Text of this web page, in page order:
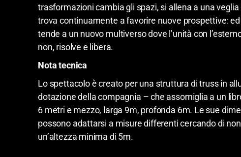
trasformazioni cambia gli spazi, si allena a una veglia
trova continuamente a favorire nuove prospettive: ed
tende a un nuovo multiverso dove l’unità con
non, risolve e libera.
Nota tecnica
Lo spettacolo è creato per una struttura di truss in
dotazione della compagnia – che assomiglia a un
6 metri e mezzo, larga 9m, profonda 6m. Le sue
possono adattarsi a misure differenti cercando di
un’altezza minima di 5m.